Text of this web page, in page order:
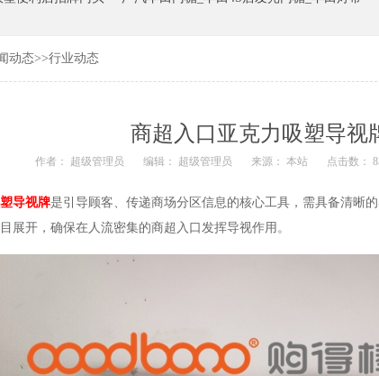
动态>>行业动态
商超入口亚克力吸塑导视
作者： 超级管理员 编辑： 超级管理员 来源： 本站 点击数：
导视牌是引导顾客、传递商场分区信息的核心工具，需具备清晰
展开，确保在人流密集的商超入口发挥导视作用。